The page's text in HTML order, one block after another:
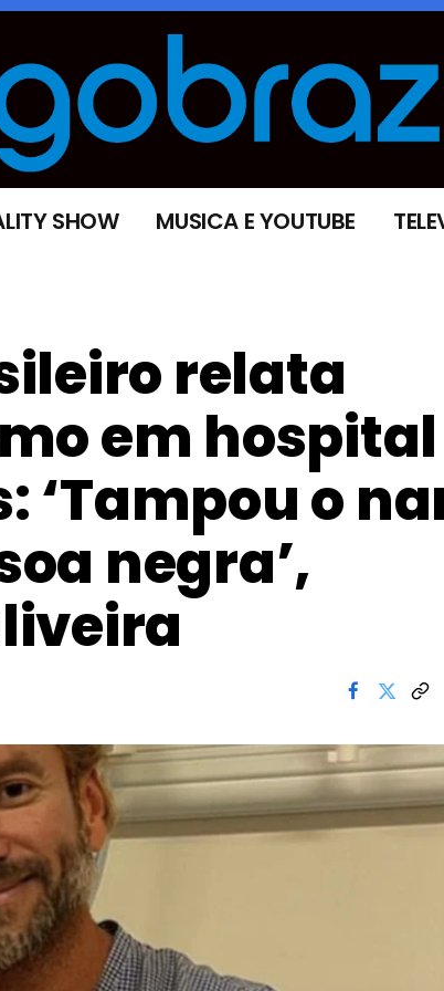
SHOW MUSICA E YOUTUBE
relata
em hospital
‘Tampou o
negra’,